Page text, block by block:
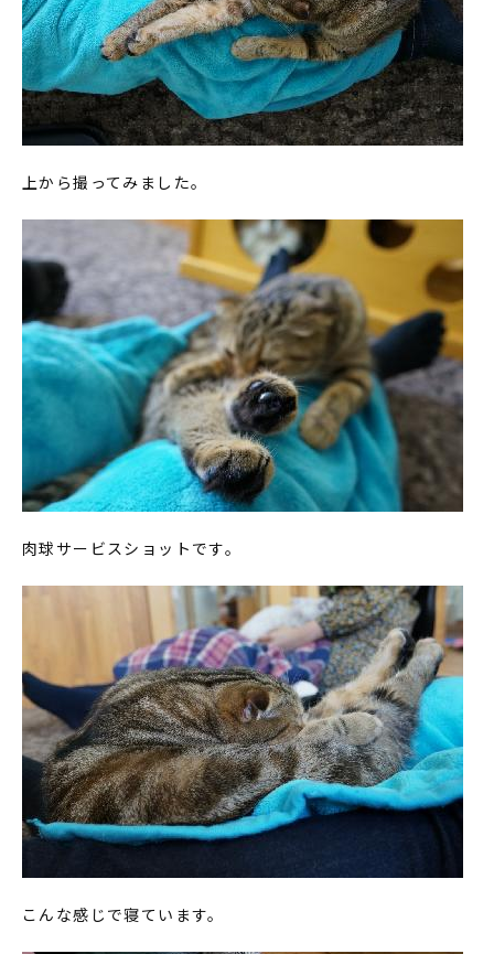
上から撮ってみました。
肉球サービスショットです。
こんな感じで寝ています。